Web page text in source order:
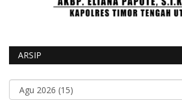
ARSIP